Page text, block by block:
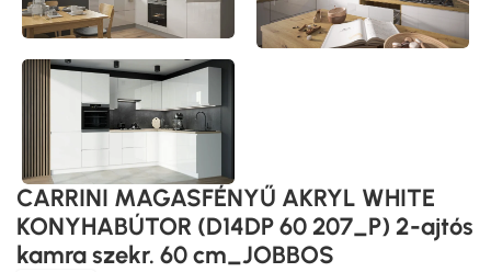
CARRINI MAGASFÉNYŰ AKRYL WHITE
KONYHABÚTOR (D14DP 60 207_P) 2-ajtós
kamra szekr. 60 cm_JOBBOS